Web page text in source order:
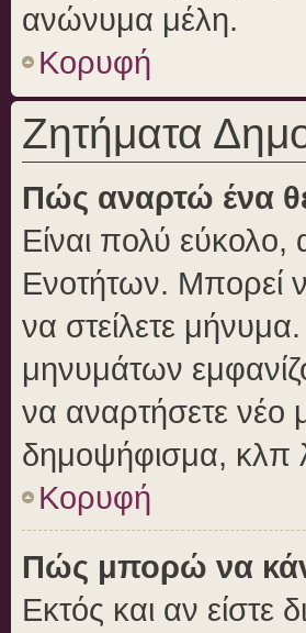
ανώνυμα μέλη.
Κορυφή
Ζητήματα
Πώς αναρτώ ένα
Είναι πολύ εύκολο,
Ενοτήτων. Μπορεί
να στείλετε
μηνυμάτων
να αναρτήσετε νέο
δημοψήφισμα, κλπ
Κορυφή
Πώς μπορώ να
Εκτός και αν είστε